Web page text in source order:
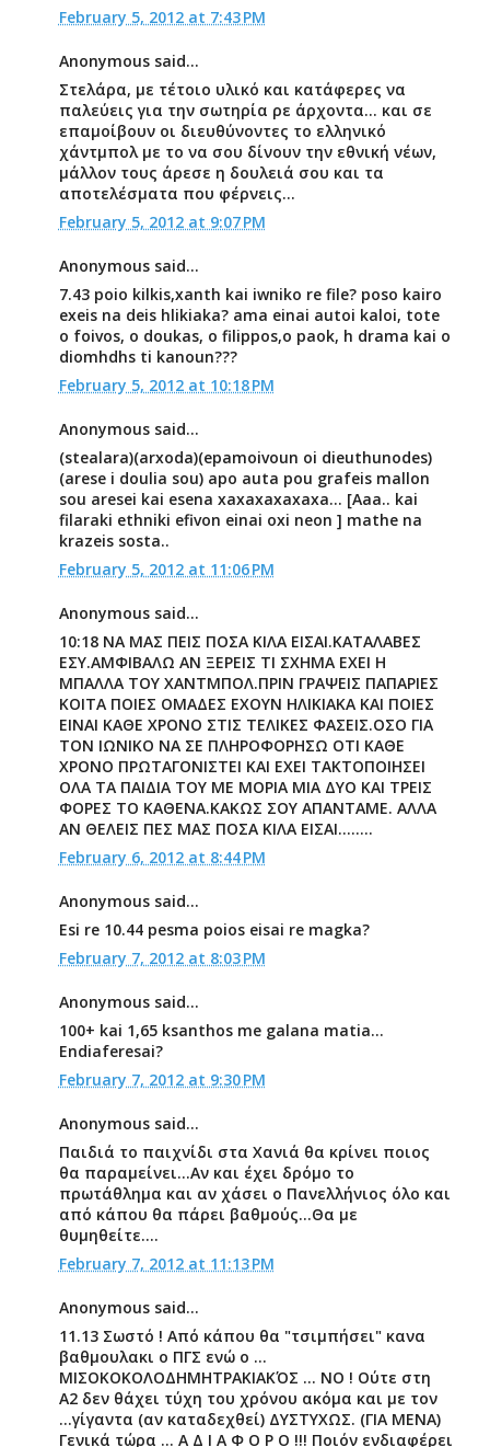
February 5, 2012 at 7:43 PM
Anonymous said...
Στελάρα, με τέτοιο υλικό και κατάφερες να
παλεύεις για την σωτηρία ρε άρχοντα... και σε
επαμοίβουν οι διευθύνοντες το ελληνικό
χάντμπολ με το να σου δίνουν την εθνική νέων,
μάλλον τους άρεσε η δουλειά σου και τα
αποτελέσματα που φέρνεις...
February 5, 2012 at 9:07 PM
Anonymous said...
7.43 poio kilkis,xanth kai iwniko re file? poso kairo
exeis na deis hlikiaka? ama einai autoi kaloi, tote
o foivos, o doukas, o filippos,o paok, h drama kai o
diomhdhs ti kanoun???
February 5, 2012 at 10:18 PM
Anonymous said...
(stealara)(arxoda)(epamoivoun oi dieuthunodes)
(arese i doulia sou) apo auta pou grafeis mallon
sou aresei kai esena xaxaxaxaxaxa... [Aaa.. kai
filaraki ethniki efivon einai oxi neon ] mathe na
krazeis sosta..
February 5, 2012 at 11:06 PM
Anonymous said...
10:18 ΝΑ ΜΑΣ ΠΕΙΣ ΠΟΣΑ ΚΙΛΑ ΕΙΣΑΙ.ΚΑΤΑΛΑΒΕΣ
ΕΣΥ.ΑΜΦΙΒΑΛΩ ΑΝ ΞΕΡΕΙΣ ΤΙ ΣΧΗΜΑ ΕΧΕΙ Η
ΜΠΑΛΛΑ ΤΟΥ ΧΑΝΤΜΠΟΛ.ΠΡΙΝ ΓΡΑΨΕΙΣ ΠΑΠΑΡΙΕΣ
ΚΟΙΤΑ ΠΟΙΕΣ ΟΜΑΔΕΣ ΕΧΟΥΝ ΗΛΙΚΙΑΚΑ ΚΑΙ ΠΟΙΕΣ
ΕΙΝΑΙ ΚΑΘΕ ΧΡΟΝΟ ΣΤΙΣ ΤΕΛΙΚΕΣ ΦΑΣΕΙΣ.ΟΣΟ ΓΙΑ
ΤΟΝ ΙΩΝΙΚΟ ΝΑ ΣΕ ΠΛΗΡΟΦΟΡΗΣΩ ΟΤΙ ΚΑΘΕ
ΧΡΟΝΟ ΠΡΩΤΑΓΟΝΙΣΤΕΙ ΚΑΙ ΕΧΕΙ ΤΑΚΤΟΠΟΙΗΣΕΙ
ΟΛΑ ΤΑ ΠΑΙΔΙΑ ΤΟΥ ΜΕ ΜΟΡΙΑ ΜΙΑ ΔΥΟ ΚΑΙ ΤΡΕΙΣ
ΦΟΡΕΣ ΤΟ ΚΑΘΕΝΑ.ΚΑΚΩΣ ΣΟΥ ΑΠΑΝΤΑΜΕ. ΑΛΛΑ
ΑΝ ΘΕΛΕΙΣ ΠΕΣ ΜΑΣ ΠΟΣΑ ΚΙΛΑ ΕΙΣΑΙ........
February 6, 2012 at 8:44 PM
Anonymous said...
Esi re 10.44 pesma poios eisai re magka?
February 7, 2012 at 8:03 PM
Anonymous said...
100+ kai 1,65 ksanthos me galana matia...
Endiaferesai?
February 7, 2012 at 9:30 PM
Anonymous said...
Παιδιά το παιχνίδι στα Χανιά θα κρίνει ποιος
θα παραμείνει...Αν και έχει δρόμο το
πρωτάθλημα και αν χάσει ο Πανελλήνιος όλο και
από κάπου θα πάρει βαθμούς...Θα με
θυμηθείτε....
February 7, 2012 at 11:13 PM
Anonymous said...
11.13 Σωστό ! Από κάπου θα "τσιμπήσει" κανα
βαθμουλακι ο ΠΓΣ ενώ ο ...
ΜΙΣΟΚΟΚΟΛΟΔΗΜΗΤΡΑΚΙΑΚΌΣ ... ΝΟ ! Ούτε στη
Α2 δεν θάχει τύχη του χρόνου ακόμα και με τον
...γίγαντα (αν καταδεχθεί) ΔΥΣΤΥΧΩΣ. (ΓΙΑ ΜΕΝΑ)
Γενικά τώρα ... Α Δ Ι Α Φ Ο Ρ Ο !!! Ποιόν ενδιαφέρει